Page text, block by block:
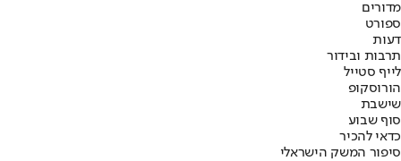
מדורים
ספורט
דעות
תרבות ובידור
לייף סטייל
הורוסקופ
שישבת
סוף שבוע
כדאי להכיר
סיפור המשק הישראלי